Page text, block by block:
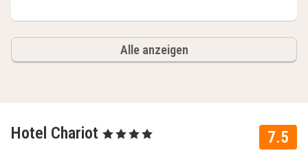
Alle anzeigen
7.5
Hotel Chariot , 4 Sterne